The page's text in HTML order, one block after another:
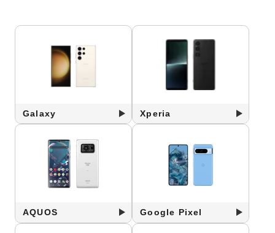
Galaxy Xperia
AQUOS Google Pixel